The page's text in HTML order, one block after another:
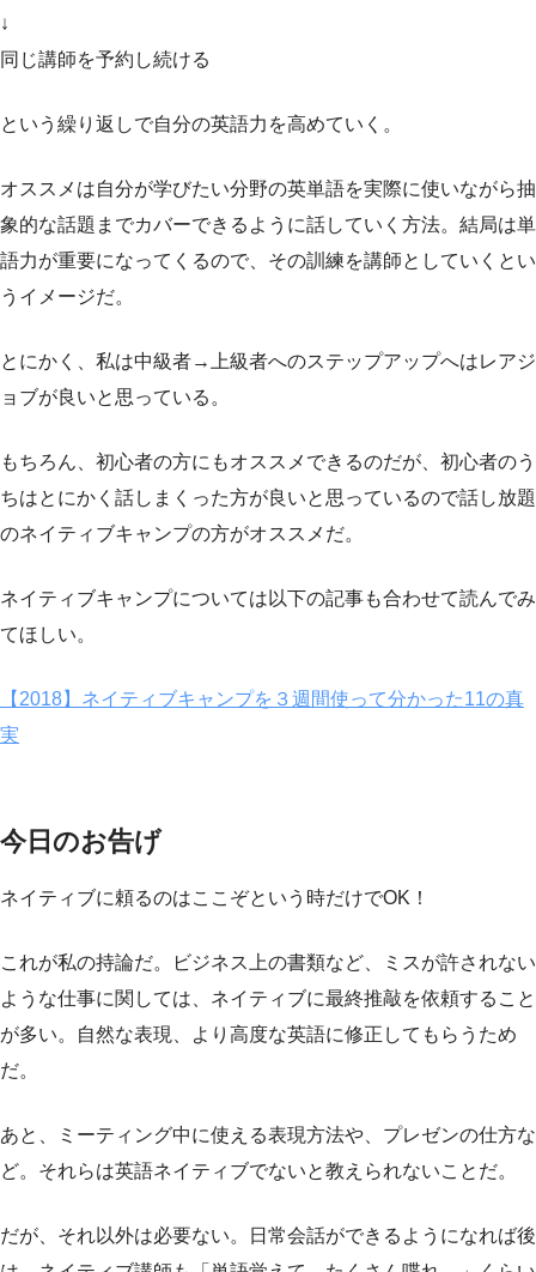
↓
同じ講師を予約し続ける
という繰り返しで自分の英語力を高めていく。
オススメは自分が学びたい分野の英単語を実際に使いながら抽
象的な話題までカバーできるように話していく方法。結局は単
語力が重要になってくるので、その訓練を講師としていくとい
うイメージだ。
とにかく、私は中級者→上級者へのステップアップへはレアジ
ョブが良いと思っている。
もちろん、初心者の方にもオススメできるのだが、初心者のう
ちはとにかく話しまくった方が良いと思っているので話し放題
のネイティブキャンプの方がオススメだ。
ネイティブキャンプについては以下の記事も合わせて読んでみ
てほしい。
【2018】ネイティブキャンプを３週間使って分かった11の真
実
今日のお告げ
ネイティブに頼るのはここぞという時だけでOK！
これが私の持論だ。ビジネス上の書類など、ミスが許されない
ような仕事に関しては、ネイティブに最終推敲を依頼すること
が多い。自然な表現、より高度な英語に修正してもらうため
だ。
あと、ミーティング中に使える表現方法や、プレゼンの仕方な
ど。それらは英語ネイティブでないと教えられないことだ。
だが、それ以外は必要ない。日常会話ができるようになれば後